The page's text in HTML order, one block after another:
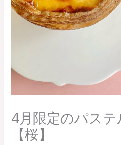
4月限定のパス
【桜】